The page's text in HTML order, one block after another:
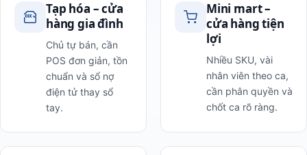
Tạp hóa – cửa
hàng gia đình
Chủ tự bán, cần
POS đơn giản, tồn
chuẩn và sổ nợ
điện tử thay sổ
tay.
Mini mart –
cửa hàng tiện
lợi
Nhiều SKU, vài
nhân viên theo ca,
cần phân quyền và
chốt ca rõ ràng.